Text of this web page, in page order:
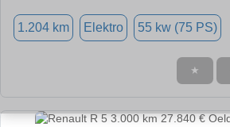
1.204 km Elektro 55 kw (75 PS)
★